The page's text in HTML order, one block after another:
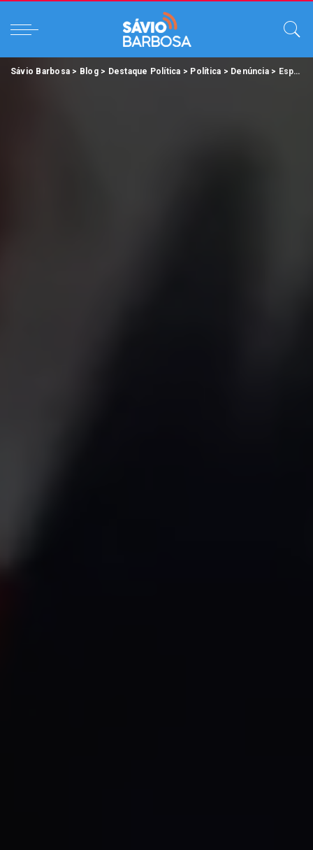
Sávio Barbosa > Blog> Destaque Política > Política > Denúncia> Esposa de chefe de gabinete de Edmilson diz que o governo municipal afundou.